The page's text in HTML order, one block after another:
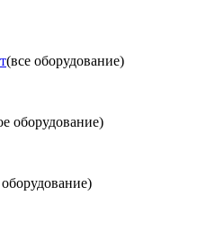
(все оборудование)
оборудование)